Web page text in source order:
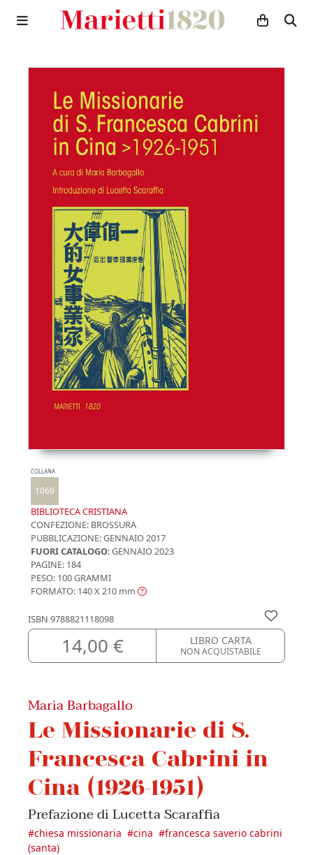
COLLANA
1069
BIBLIOTECA CRISTIANA
CONFEZIONE: BROSSURA
PUBBLICAZIONE:GENNAIO 2017
FUORI CATALOGO: GENNAIO 2023
PAGINE: 184
PESO: 100 GRAMMI
FORMATO: 140 X 210 mm
ISBN 9788821118098
14,00 € LIBRO CARTA
NON ACQUISTABILE
Maria Barbagallo
Le Missionarie di S.
Francesca Cabrini in
Cina (1926-1951)
Prefazione di Lucetta Scaraffia
#chiesa missionaria #cina #francesca saverio cabrini
(santa)